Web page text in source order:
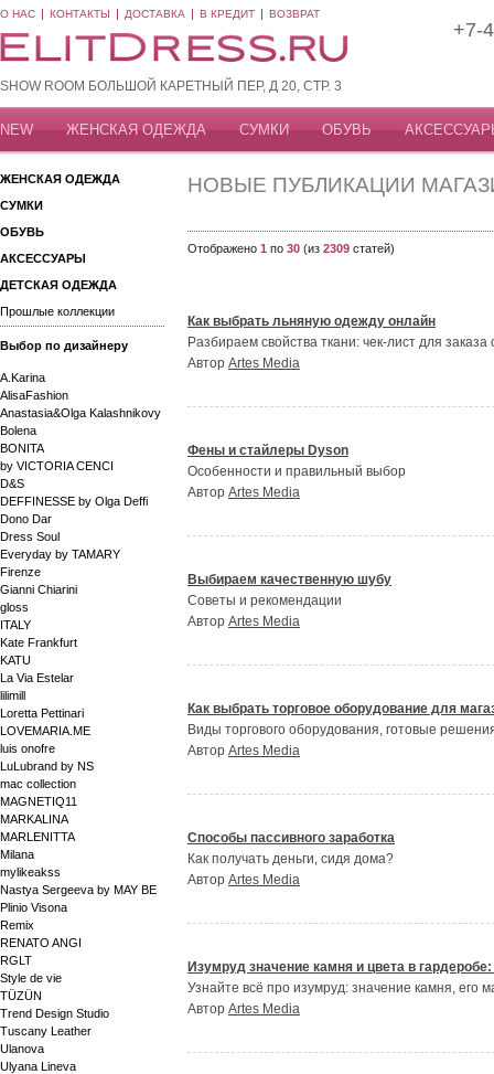
О НАС КОНТАКТЫ ДОСТАВКА В КРЕДИТ ВОЗВРАТ
SHOW ROOM БОЛЬШОЙ КАРЕТНЫЙ ПЕР, Д 20, СТР. 3
+7-
NEW ЖЕНСКАЯ ОДЕЖДА СУМКИ ОБУВЬ
ЖЕНСКАЯ ОДЕЖДА
СУМКИ
ОБУВЬ
АКСЕССУАРЫ
ДЕТСКАЯ ОДЕЖДА
Прошлые коллекции
Выбор по дизайнеру
A.Karina
AlisaFashion
Anastasia&Olga Kalashnikovy
Bolena
BONITA
by VICTORIA CENCI
D&S
DEFFINESSE by Olga Deffi
Dono Dar
Dress Soul
Everyday by TAMARY
Firenze
Gianni Chiarini
gloss
ITALY
Kate Frankfurt
KATU
La Via Estelar
lilimill
Loretta Pettinari
LOVEMARIA.ME
luis onofre
LuLubrand by NS
mac collection
MAGNETIQ11
MARKALINA
MARLENITTA
Milana
mylikeakss
Nastya Sergeeva by MAY BE
Plinio Visona
Remix
RENATO ANGI
RGLT
Style de vie
TÜZÜN
Trend Design Studio
Tuscany Leather
Ulanova
Ulyana Lineva
НОВЫЕ ПУБЛИКАЦИИ
Отображено 1 по 30 (из 2309 статей)
Как выбрать льняную одежду онлайн
Разбираем свойства ткани: чек-лист для
Автор Artes Media
Фены и стайлеры Dyson
Особенности и правильный выбор
Автор Artes Media
Выбираем качественную шубу
Советы и рекомендации
Автор Artes Media
Как выбрать торговое оборудование для
Виды торгового оборудования, готовые
Автор Artes Media
Способы пассивного заработка
Как получать деньги, сидя дома?
Автор Artes Media
Изумруд значение камня и цвета в
Узнайте всё про изумруд: значение камня,
Автор Artes Media